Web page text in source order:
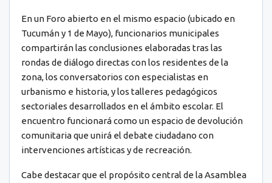
En un Foro abierto en el mismo espacio (ubicado en
Tucumán y 1 de Mayo), funcionarios municipales
compartirán las conclusiones elaboradas tras las
rondas de diálogo directas con los residentes de la
zona, los conversatorios con especialistas en
urbanismo e historia, y los talleres pedagógicos
sectoriales desarrollados en el ámbito escolar. El
encuentro funcionará como un espacio de devolución
comunitaria que unirá el debate ciudadano con
intervenciones artísticas y de recreación.
Cabe destacar que el propósito central de la Asamblea